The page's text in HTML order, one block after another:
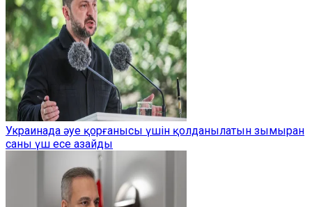
Украинада әуе қорғанысы үшін қолданылатын зымыран
саны үш есе азайды